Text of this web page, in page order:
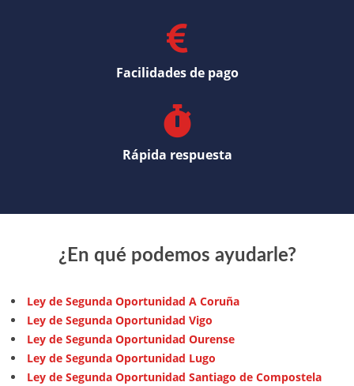
Facilidades de pago
Rápida respuesta
¿En qué podemos ayudarle?
Ley de Segunda Oportunidad A Coruña
Ley de Segunda Oportunidad Vigo
Ley de Segunda Oportunidad Ourense
Ley de Segunda Oportunidad Lugo
Ley de Segunda Oportunidad Santiago de Compostela